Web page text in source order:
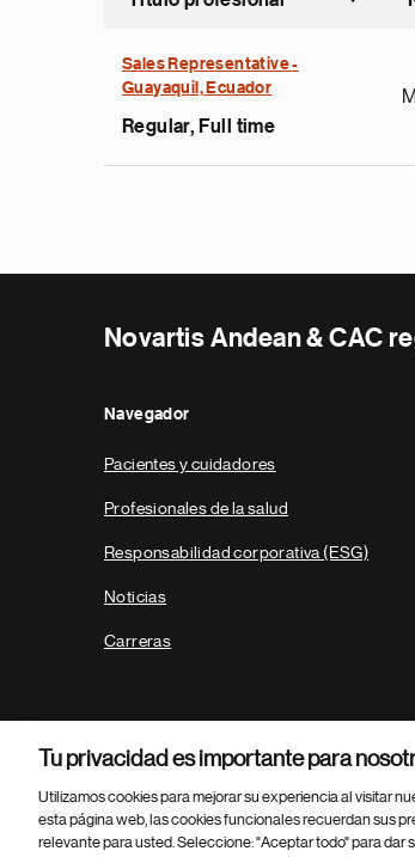
Sales Representative -
Guayaquil, Ecuador
Regular, Full time
Novartis Andean & CAC
Navegador
Pacientes y cuidadores
Profesionales de la salud
Responsabilidad corporativa (ESG)
Noticias
Carreras
Parte
© 2026 Novartis AG
Tu privacidad es importante para
Utilizamos cookies para mejorar su experiencia al visitar
esta página web, las cookies funcionales recuerdan sus
relevante para usted. Seleccione: "Aceptar todo" para